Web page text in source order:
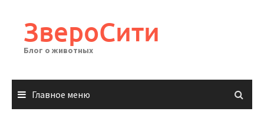
содержимому
ЗвероСити
Блог о животных
Главное меню